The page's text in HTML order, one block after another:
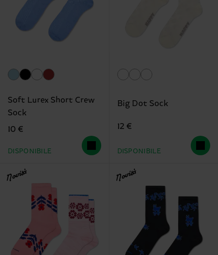
Soft Lurex Short Crew
Sock
10 €
DISPONIBILE
Big Dot Sock
12 €
DISPONIBILE
Novità Novità